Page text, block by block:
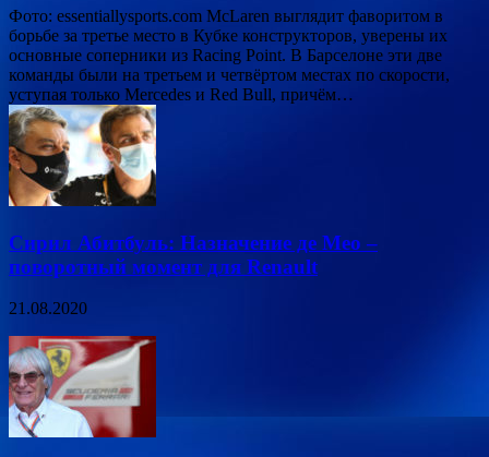
Фото: essentiallysports.com McLaren выглядит фаворитом в
борьбе за третье место в Кубке конструкторов, уверены их
основные соперники из Racing Point. В Барселоне эти две
команды были на третьем и четвёртом местах по скорости,
уступая только Mercedes и Red Bull, причём…
Сирил Абитбуль: Назначение де Мео –
поворотный момент для Renault
21.08.2020